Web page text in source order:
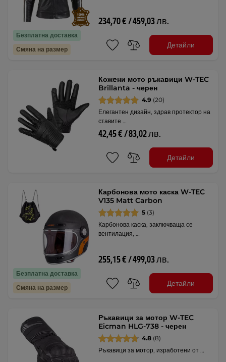
Безплатна доставка
Смяна на размер
234,70 € / 459,03 лв.
Детайли
Кожeни мото ръкавици W-TEC
Brillanta - черен
4.9 (20)
Елегантен дизайн, здрав протектор на
ставите …
42,45 € / 83,02 лв.
Детайли
Безплатна доставка
Смяна на размер
Карбонова мото каска W-TEC
V135 Matt Carbon
5 (3)
Карбонова каска, заключваща се
вентилация, …
255,15 € / 499,03 лв.
Детайли
Ръкавици за мотор W-TEC
Eicman HLG-738 - черен
4.8 (8)
Ръкавици за мотор, изработени от …